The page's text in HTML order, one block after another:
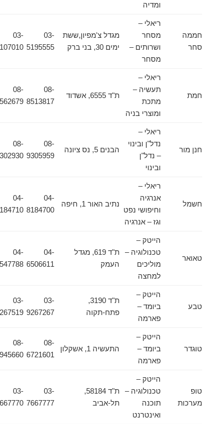
ומדיה
חממה
ריאלי –
מסחר
ושרותים –
מסחר
מגדל צ'מפיון,ששת
ימים 30, בני ברק
03-
5195555
5107010
חמת
ריאלי –
תעשיה –
מתכת
ומוצרי בניה
8513817
8562679
חנן מור
ריאלי –
נדל"ן ובינוי
– נדל"ן
ובינוי
הבנים 5, נס ציונה
9305959
9302930
חשמל
ריאלי –
אנרגיה
וחיפושי נפט
וגז – אנרגיה
נתיב האור 1, חיפה
8184700
8184710
טאואר
הייטק –
טכנולוגיה –
מוליכים
למחצה
ת"ד 619, מגדל
העמק
6506611
6547788
הייטק –
ביומד –
פארמה
ת"ד 3190,
פתח-תקוה
9267267
9267519
טוגדר
הייטק –
ביומד –
פארמה
התעשיה 1, אשקלון
6721601
9945660
מערכות
הייטק –
טכנולוגיה –
תוכנה
ואינטרנט
ת"ד 58184,
תל-אביב
7667777
7667770